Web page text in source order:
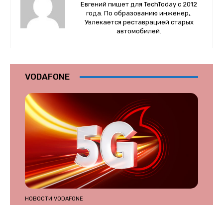
Евгений пишет для TechToday с 2012
года. По образованию инженер,.
Увлекается реставрацией старых
автомобилей.
VODAFONE
НОВОСТИ VODAFONE